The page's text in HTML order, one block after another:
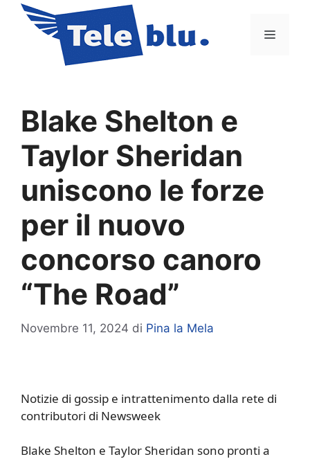
contenuto
Menu
Blake Shelton e
Taylor Sheridan
uniscono le forze
per il nuovo
concorso canoro
“The Road”
Novembre 11, 2024 di Pina la Mela
Notizie di gossip e intrattenimento dalla rete di
contributori di Newsweek
Blake Shelton e Taylor Sheridan sono pronti a